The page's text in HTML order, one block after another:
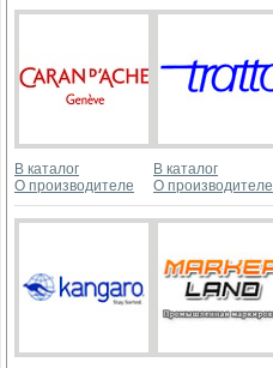
В каталог
О производителе
В каталог
О производителе